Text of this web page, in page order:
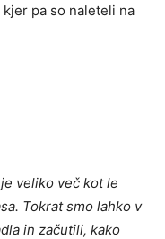
pa so naleteli na
veliko več kot le
Tokrat smo lahko v
in začutili, kako